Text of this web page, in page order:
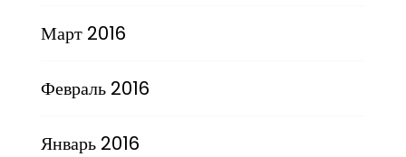
Март 2016
Февраль 2016
Январь 2016